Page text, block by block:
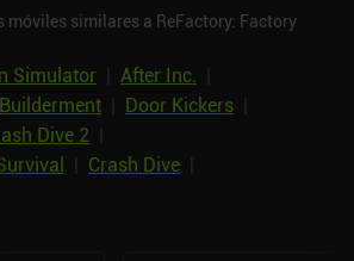
móviles similares a ReFactory: Factory
Simulator After Inc.
Builderment Door Kickers
Dive 2
Crash Dive